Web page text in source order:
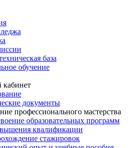
база
обучение
кабинет
документы
профессионального мастерства
образовательных программ
квалификации
стажировок